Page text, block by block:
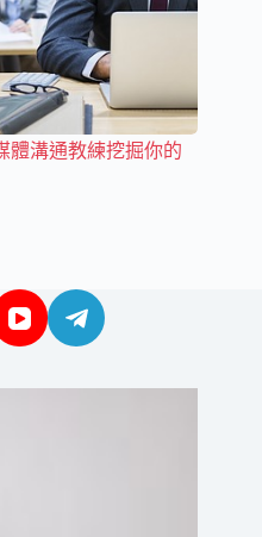
體溝通教練挖掘你的